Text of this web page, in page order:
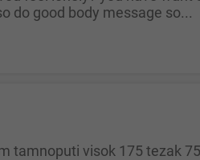
do good body message so...
tamnoputi visok 175 tezak